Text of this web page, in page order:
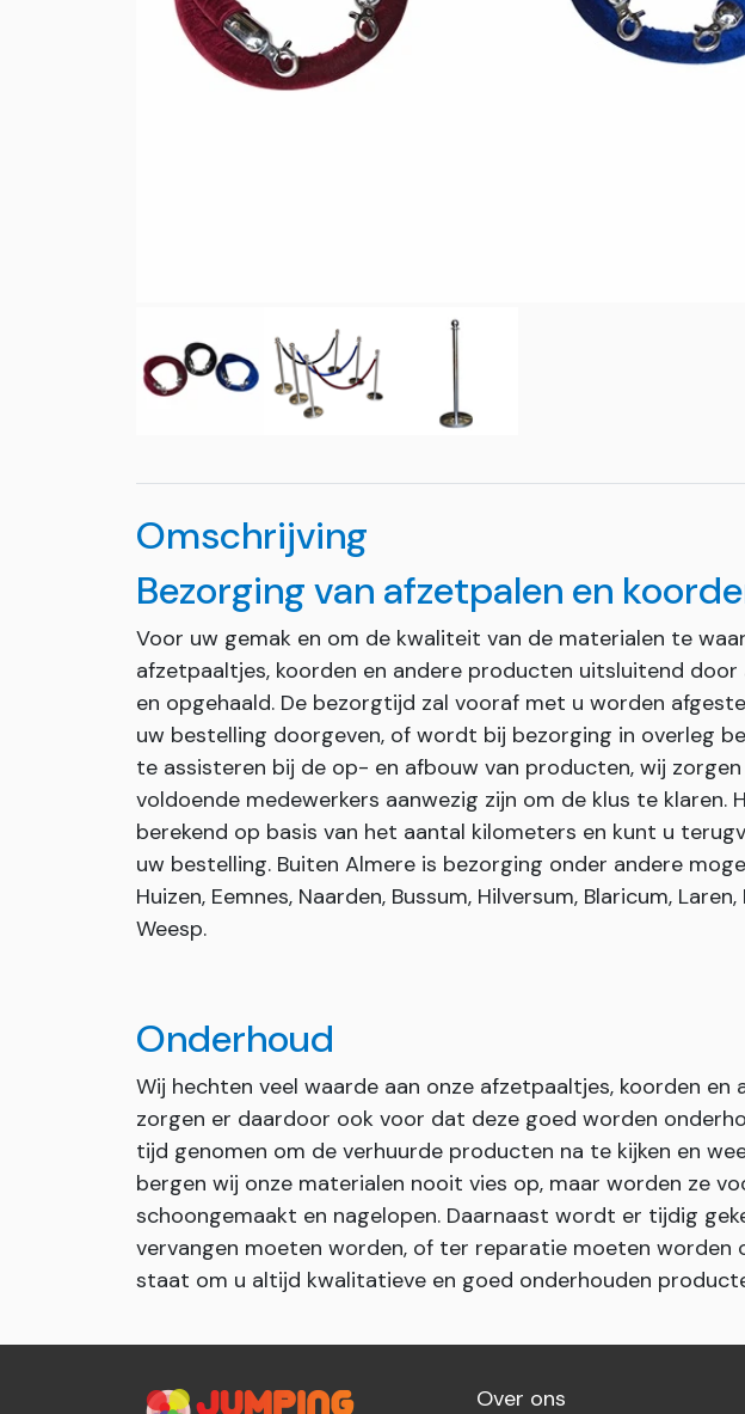
Omschrijving
Bezorging van afzetpalen en
Voor uw gemak en om de kwaliteit van de materialen te
afzetpaaltjes, koorden en andere producten uitsluitend
en opgehaald. De bezorgtijd zal vooraf met u worden
uw bestelling doorgeven, of wordt bij bezorging in overleg
te assisteren bij de op- en afbouw van producten, wij
voldoende medewerkers aanwezig zijn om de klus te
berekend op basis van het aantal kilometers en kunt u
uw bestelling. Buiten Almere is bezorging onder andere
Huizen, Eemnes, Naarden, Bussum, Hilversum, Blaricum,
Weesp.
Onderhoud
Wij hechten veel waarde aan onze afzetpaaltjes, koorden en
zorgen er daardoor ook voor dat deze goed worden
tijd genomen om de verhuurde producten na te kijken en
bergen wij onze materialen nooit vies op, maar worden ze
schoongemaakt en nagelopen. Daarnaast wordt er tijdig
vervangen moeten worden, of ter reparatie moeten worden
staat om u altijd kwalitatieve en goed onderhouden
Over ons